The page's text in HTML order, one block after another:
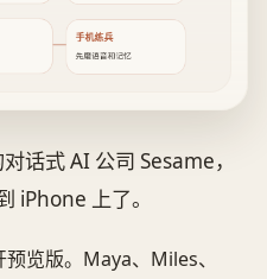
手机练兵
先磨语音和记忆
话式 AI 公司 Sesame，
iPhone 上了。
览版。Maya、Miles、